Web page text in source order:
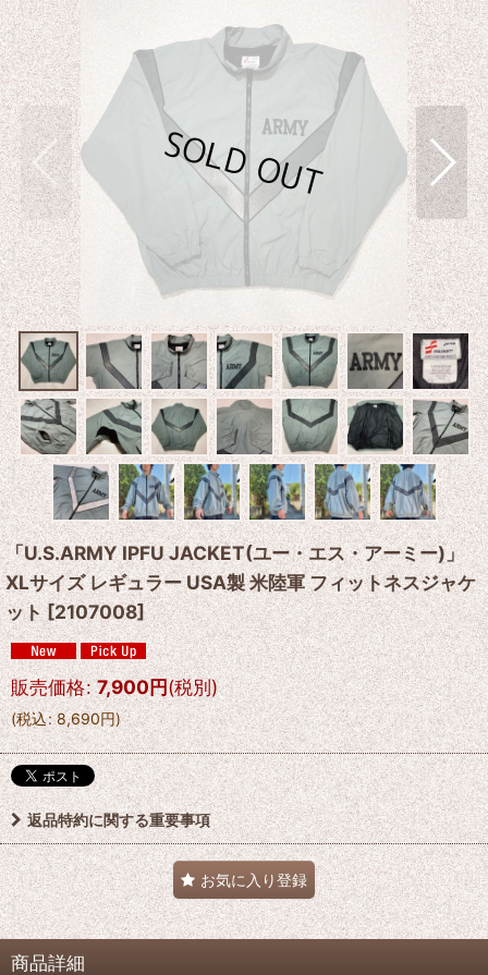
「U.S.ARMY IPFU JACKET(ユー・エス・アーミー)」
XLサイズ レギュラー USA製 米陸軍 フィットネスジャケ
ット[2107008]
販売価格: 7,900円(税別)
(税込: 8,690円)
返品特約に関する重要事項
お気に入り登録
商品詳細